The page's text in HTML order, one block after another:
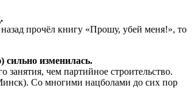
прочёл книгу «Прошу, убей меня!», то
изменилась.
чем партийное строительство.
Со многими нацболами до сих пор